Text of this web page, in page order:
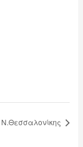
Ν.Θεσσαλονίκης